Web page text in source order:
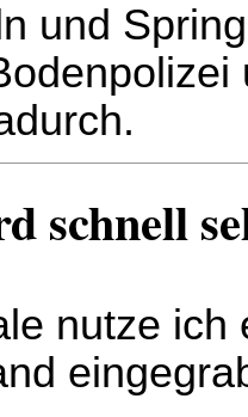
und
schnell
nutze